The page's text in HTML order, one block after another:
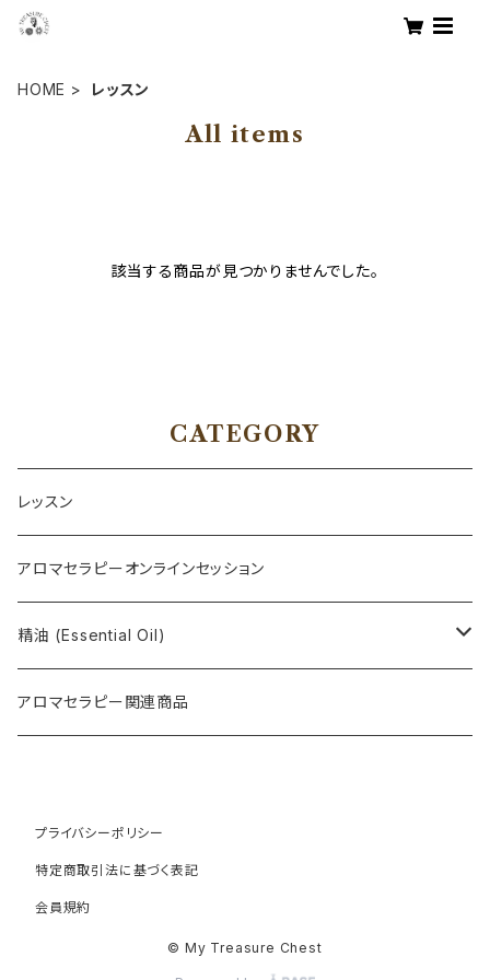
HOME レッスン
All items
該当する商品が見つかりませんでした。
CATEGORY
レッスン
アロマセラピーオンラインセッション
精油 (Essential Oil)
Limited items
Top note
Top middle note
アロマセラピー関連商品
プライバシーポリシー
特定商取引法に基づく表記
会員規約
© My Treasure Chest